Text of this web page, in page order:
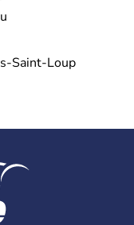
Saint-Loup